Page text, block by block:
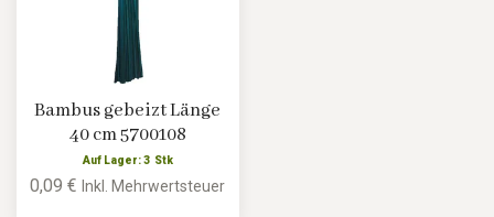
Bambus gebeizt Länge
40 cm 5700108
Auf Lager: 3 Stk
0,09 €Inkl. Mehrwertsteuer